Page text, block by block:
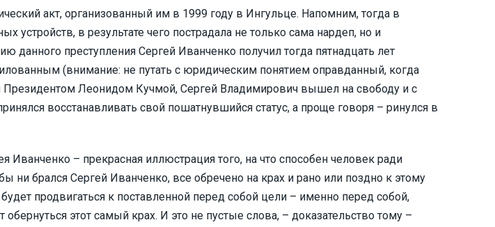
акт, организованный им в 1999 году в Ингульце. Напомним, тогда в
в результате чего пострадала не только сама нардеп, но и
данного преступления Сергей Иванченко получил тогда пятнадцать лет
(внимание: не путать с юридическим понятием оправданный, когда
Леонидом Кучмой, Сергей Владимирович вышел на свободу и с
восстанавливать свой пошатнувшийся статус, а проще говоря – ринулся в
– прекрасная иллюстрация того, на что способен человек ради
ни брался Сергей Иванченко, все обречено на крах и рано или поздно к этому
продвигаться к поставленной перед собой цели – именно перед собой,
этот самый крах. И это не пустые слова, – доказательство тому –